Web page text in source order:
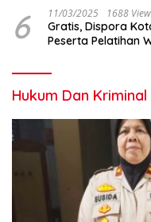
6 11/03/2025 1688 View
Gratis, Dispora
Peserta Pelatihan
Hukum Dan Kriminal